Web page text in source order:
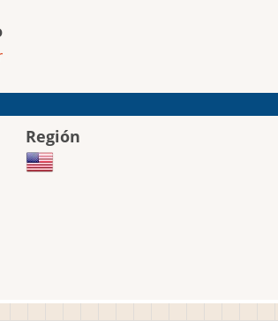
Región